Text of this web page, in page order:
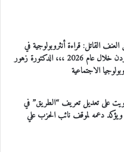
القاتل: قراءة أنثروبولوجية في
وقائع مرصودة في الأردن خلال عام 2026 ،،، الدكتورة زهور
الاجتماعية
على تعديل تعريف “الطريق” في
ويؤكد دعمه لموقف نائب الحزب علي